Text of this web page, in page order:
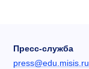
Пресс-служба
press@edu.misis.ru